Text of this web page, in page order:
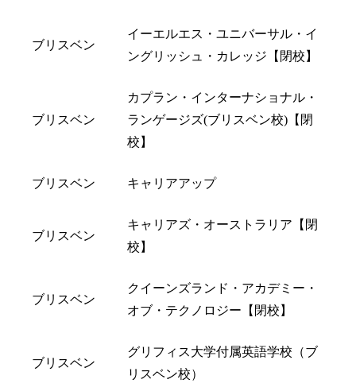
ブリスベン
イーエルエス・ユニバーサル・イ
ングリッシュ・カレッジ【閉校】
ブリスベン
カプラン・インターナショナル・
ランゲージズ(ブリスベン校)【閉
校】
ブリスベン キャリアアップ
ブリスベン
キャリアズ・オーストラリア【閉
校】
ブリスベン
クイーンズランド・アカデミー・
オブ・テクノロジー【閉校】
ブリスベン
グリフィス大学付属英語学校（ブ
リスベン校）